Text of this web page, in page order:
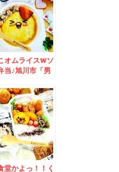
オムライスwソ
当♪旭川市「男
ながらのタイ
よ～～～＾＾♪
堂かよっ！！く